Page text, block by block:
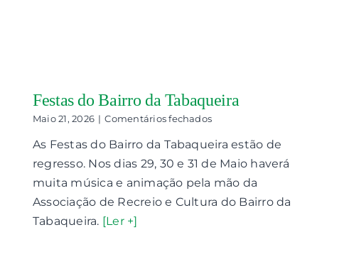
Festas do Bairro da Tabaqueira
Maio 21, 2026 | Comentários fechadosem
do
Bairro
Tabaqueira
As Festas do Bairro da Tabaqueira estão de
regresso. Nos dias 29, 30 e 31 de Maio haverá
muita música e animação pela mão da
Associação de Recreio e Cultura do Bairro da
Tabaqueira. [Ler +]